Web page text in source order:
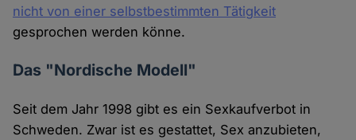
nicht von einer selbstbestimmten Tätigkeit
gesprochen werden könne.
Das "Nordische Modell"
Seit dem Jahr 1998 gibt es ein Sexkaufverbot in
Schweden. Zwar ist es gestattet, Sex anzubieten,